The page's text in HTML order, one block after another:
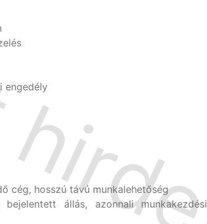
engedély
cég, hosszú távú munkalehetőség
állás, azonnali munkakezdési